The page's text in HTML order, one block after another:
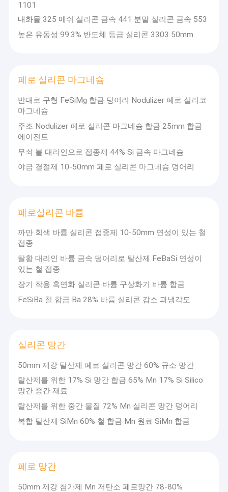
1101
내화물 325 메쉬 실리콘 금속 441 분말 실리콘 금속 553
높은 유동성 99.3% 반도체 등급 실리콘 3303 50mm
페로 실리콘 마그네슘
반대로 구형 FeSiMg 합금 덩어리 Nodulizer 페로 실리코
마그네슘
주조 Nodulizer 페로 실리콘 마그네슘 합금 25mm 합금
에이전트
무쇠 볼 대리인으로 접종제 44% Si 금속 마그네슘
야금 결절제 10-50mm 페로 실리콘 마그네슘 덩어리
페로실리콘 바륨
까만 회색 바륨 실리콘 접종제 10-50mm 연성이 있는 철
접종
탈황 대리인 바륨 금속 덩어리로 탈산제 FeBaSi 연성이
있는 철 접종
장기 작용 흑연화 실리콘 바륨 구상화기 바륨 합금
FeSiBa 철 합금 Ba 28% 바륨 실리콘 감소 과냉각도
실리콘 망간
50mm 제강 탈산제 페로 실리콘 망간 60% 규소 망간
탈산제를 위한 17% Si 망간 합금 65% Mn 17% Si Silico
망간 중간 재료
탈산제를 위한 중간 물질 72% Mn 실리콘 망간 덩어리
복합 탈산제 SiMn 60% 철 합금 Mn 원료 SiMn 합금
페로 망간
50mm 제강 첨가제 Mn 저탄소 페로망간 78-80%